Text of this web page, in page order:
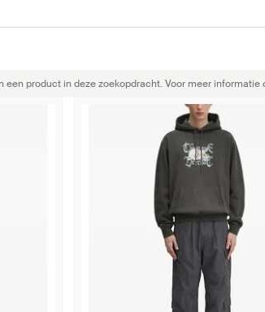
product in deze zoekopdracht. Voor meer